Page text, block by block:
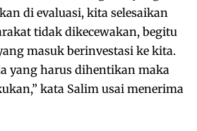
di evaluasi, kita selesaikan
tidak dikecewakan, begitu
masuk berinvestasi ke kita.
yang harus dihentikan maka
kata Salim usai menerima